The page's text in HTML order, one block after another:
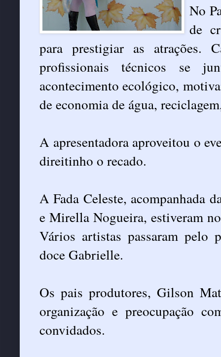
No
de
para prestigiar as atrações.
profissionais técnicos se
acontecimento ecológico,
de economia de água,
A apresentadora aproveitou o
direitinho o recado.
A Fada Celeste, acompanhada
e Mirella Nogueira, estiveram
Vários artistas passaram pelo
doce Gabrielle.
Os pais produtores, Gilson
organização e preocupação
convidados.